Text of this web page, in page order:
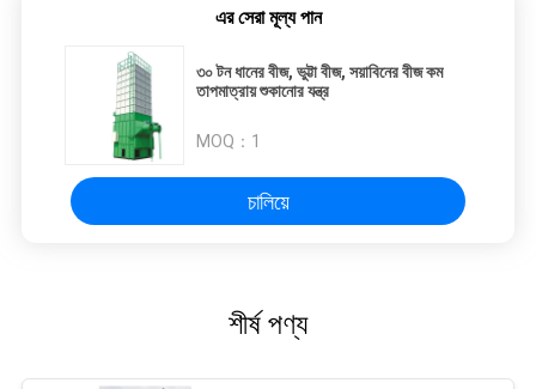
এর সেরা মূল্য পান
৩০ টন ধানের বীজ, ভুট্টা বীজ, সয়াবিনের বীজ কম
তাপমাত্রায় শুকানোর যন্ত্র
MOQ： 1
চালিয়ে
শীর্ষ পণ্য